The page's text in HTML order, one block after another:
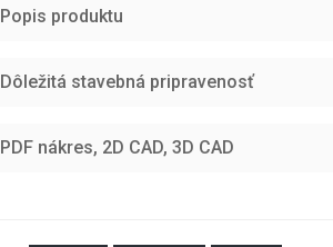
Popis produktu
Dôležitá stavebná pripravenosť
PDF nákres, 2D CAD, 3D CAD